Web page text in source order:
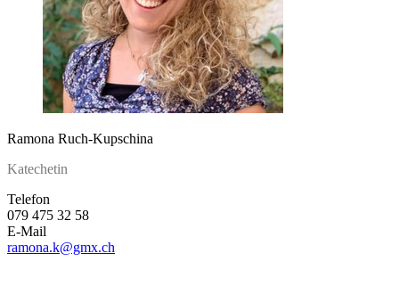
Ramona Ruch-Kupschina
Katechetin
Telefon
079 475 32 58
E-Mail
ramona.k@gmx.ch